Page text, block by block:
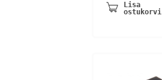
Lisa
ostukorvi